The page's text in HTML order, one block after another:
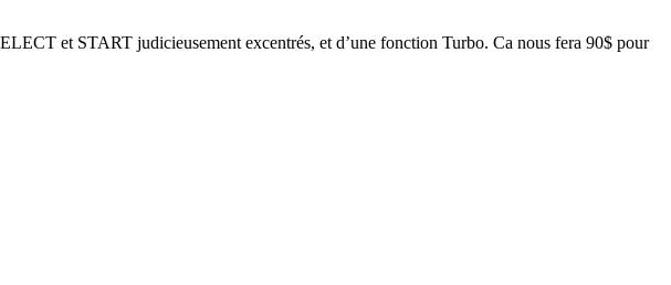
et START judicieusement excentrés, et d’une fonction Turbo. Ca nous fera 90$ pour